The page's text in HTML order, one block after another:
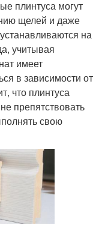
плинтуса могут
щелей и даже
на
учитывая
имеет
в зависимости от
что плинтуса
препятствовать
свою